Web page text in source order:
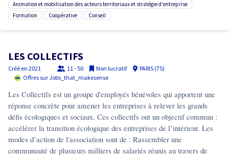
animation et mobilisation des acteurs territoriaux et stratégie d'entreprise
formation
coopérative conseil
LES COLLECTIFS
Créé en 2021 11 - 50 Non lucratif
PARIS (75)
Offres sur Jobs_that_makesense
Les Collectifs est un groupe d'employés bénévoles qui apportent une
réponse concrète pour amener les entreprises à relever les grands
défis écologiques et sociaux. Ces collectifs ont un objectif commun :
accélérer la transition écologique des entreprises de l’intérieur. Les
modes d’action de l'association sont de : Rassembler une
communauté de plusieurs milliers de salariés réunis au travers de